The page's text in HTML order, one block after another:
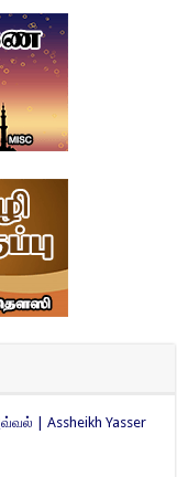
| Assheikh Yasser